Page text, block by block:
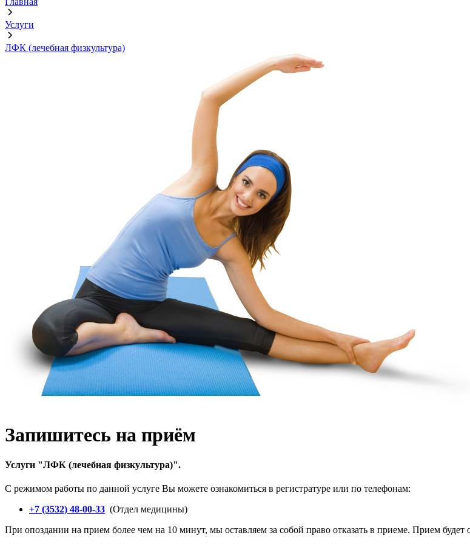
Услуги
ЛФК (лечебная физкультура)
Запишитесь на приём
Услуги "ЛФК (лечебная физкультура)".
С режимом работы по данной услуге Вы можете ознакомиться в регистратуре или по телефонам:
+7 (3532) 48-00-33 (Отдел медицины)
При опоздании на прием более чем на 10 минут, мы оставляем за собой право отказать в приеме. Прием